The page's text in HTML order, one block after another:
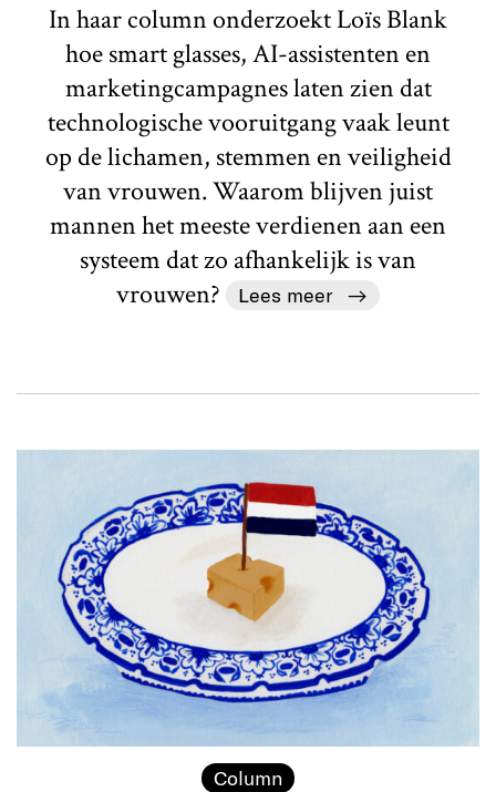
In haar column onderzoekt Loïs Blank
hoe smart glasses, AI-assistenten en
marketingcampagnes laten zien dat
technologische vooruitgang vaak leunt
op de lichamen, stemmen en veiligheid
van vrouwen. Waarom blijven juist
mannen het meeste verdienen aan een
systeem dat zo afhankelijk is van
vrouwen?
Lees meer
Column